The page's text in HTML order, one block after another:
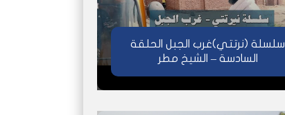
سلسلة (نرتتي)غرب الجبل الحلقة
السادسة – الشيخ مطر